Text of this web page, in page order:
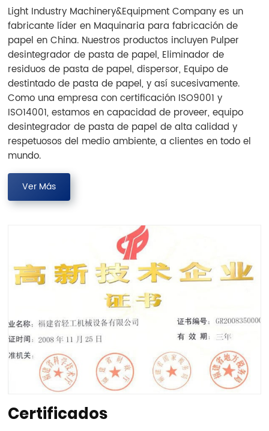
Light Industry Machinery&Equipment Company es un
fabricante líder en Maquinaria para fabricación de
papel en China. Nuestros productos incluyen Pulper
desintegrador de pasta de papel, Eliminador de
residuos de pasta de papel, dispersor, Equipo de
destintado de pasta de papel, y así sucesivamente.
Como una empresa con certificación ISO9001 y
ISO14001, estamos en capacidad de proveer, equipo
desintegrador de pasta de papel de alta calidad y
respetuosos del medio ambiente, a clientes en todo el
mundo.
Ver Más
Certificados